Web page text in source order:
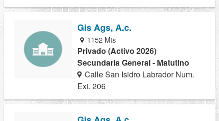
Gis Ags, A.c.
1152 Mts
Privado (Activo 2026)
Secundaria General - Matutino
Calle San Isidro Labrador Num.
Ext. 206